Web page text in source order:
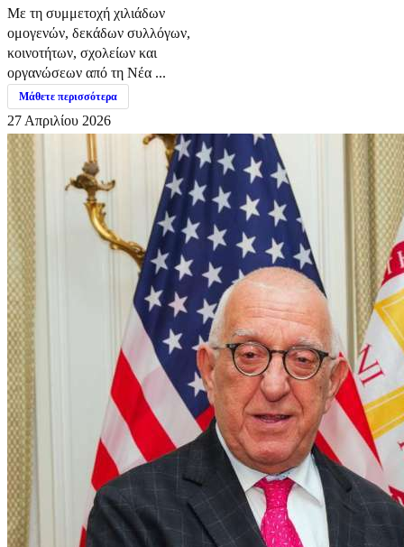
Με τη συμμετοχή χιλιάδων
ομογενών, δεκάδων συλλόγων,
κοινοτήτων, σχολείων και
οργανώσεων από τη Νέα ...
Μάθετε περισσότερα
27 Απριλίου 2026